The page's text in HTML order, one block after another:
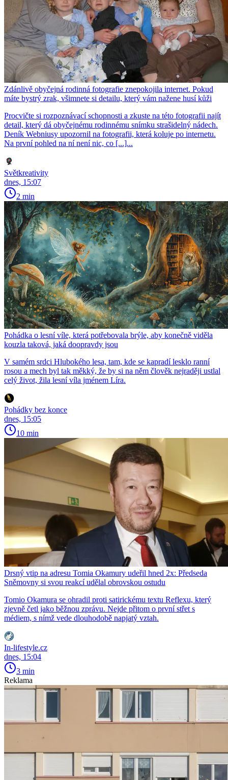
Zdánlivě obyčejná rodinná fotografie znepokojila internet. Pokud
máte bystrý zrak, všimnete si detailu, který vám nažene husí kůži
Procvičte si rozpoznávací schopnosti a zkuste na této fotografii najít
detail, který dá obyčejnému rodinnému snímku strašidelný nádech.
Deník Webniusy upozornil na fotografii, která koluje po internetu.
Na první pohled na ní není nic, co [...]...
Světkreativity
dnes, 15:07
2 min
Pohádka o lesní víle, která potřebovala brýle, aby konečně viděla
kouzla taková, jaká doopravdy jsou
V samém srdci Hlubokého lesa, tam, kde se kapradí lesklo ranní
rosou a mech byl tak měkký, že by si na něm člověk nejraději ustlal
celý život, žila lesní víla jménem Líra.
Pohádky bez konce
dnes, 15:05
10 min
Drsný vtip na adresu Tomia Okamury udeřil hned 2x: Předseda
Sněmovny si svou reakcí udělal obrovskou ostudu
Tomio Okamura se ohradil proti satirickému textu Reflexu, který
zjevně četl jako běžnou zprávu. Nejde přitom o první střet s
médiem, s nímž vede dlouhodobě napjatý vztah.
In-lifestyle.cz
dnes, 15:04
3 min
Reklama